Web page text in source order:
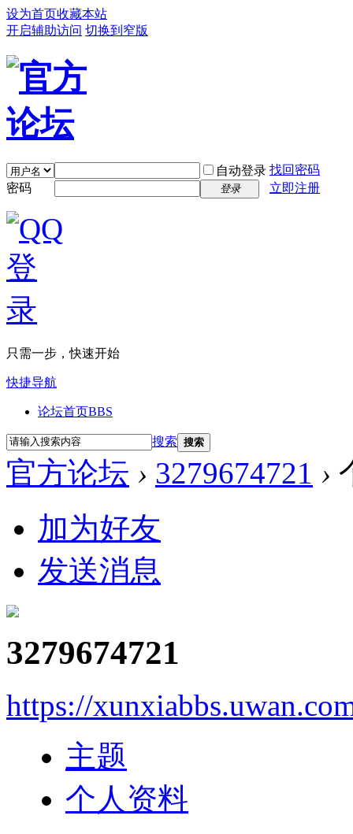
设为首页收藏本站
开启辅助访问 切换到窄版
自动登录 找回密码
密码
登录 立即注册
只需一步，快速开始
快捷导航
论坛首页BBS
搜索 搜索
官方论坛 › 3279674721 ›
加为好友
发送消息
3279674721
https://
主题
个人资料